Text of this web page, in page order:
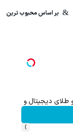
بر اساس محبوب ترین
›